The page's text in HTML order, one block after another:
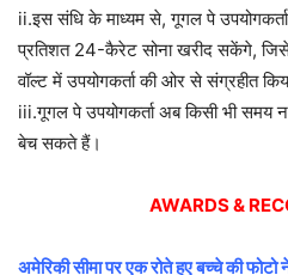
ii.इस संधि के माध्यम से, गूगल पे
प्रतिशत 24-कैरेट सोना खरीद सकेंगे, जिसे
वॉल्ट में उपयोगकर्ता की ओर से संग्रहीत
iii.गूगल पे उपयोगकर्ता अब किसी भी समय
बेच सकते हैं।
AWARDS &
अमेरिकी सीमा पर एक रोते हुए बच्चे की